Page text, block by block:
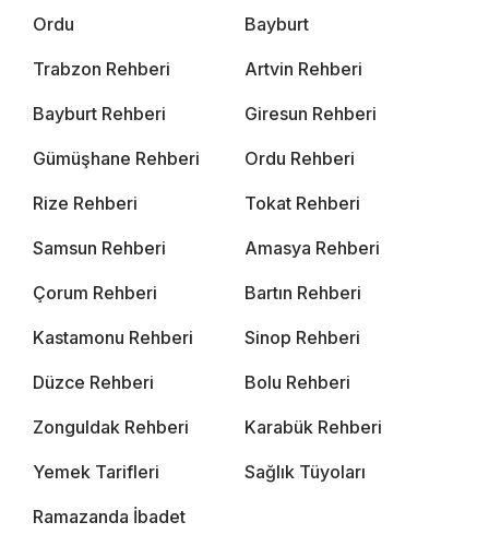
Ordu Bayburt
Trabzon Rehberi Artvin Rehberi
Bayburt Rehberi Giresun Rehberi
Gümüşhane Rehberi Ordu Rehberi
Rize Rehberi Tokat Rehberi
Samsun Rehberi Amasya Rehberi
Çorum Rehberi Bartın Rehberi
Kastamonu Rehberi Sinop Rehberi
Düzce Rehberi Bolu Rehberi
Zonguldak Rehberi Karabük Rehberi
Yemek Tarifleri Sağlık Tüyoları
Ramazanda İbadet